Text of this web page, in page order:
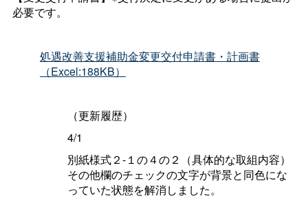
必要です。
処遇改善支援補助金変更交付申請書・計画書
（Excel:188KB）
（更新履歴）
4/1
別紙様式２-１の４の２（具体的な取組内容）
その他欄のチェックの文字が背景と同色にな
っていた状態を解消しました。